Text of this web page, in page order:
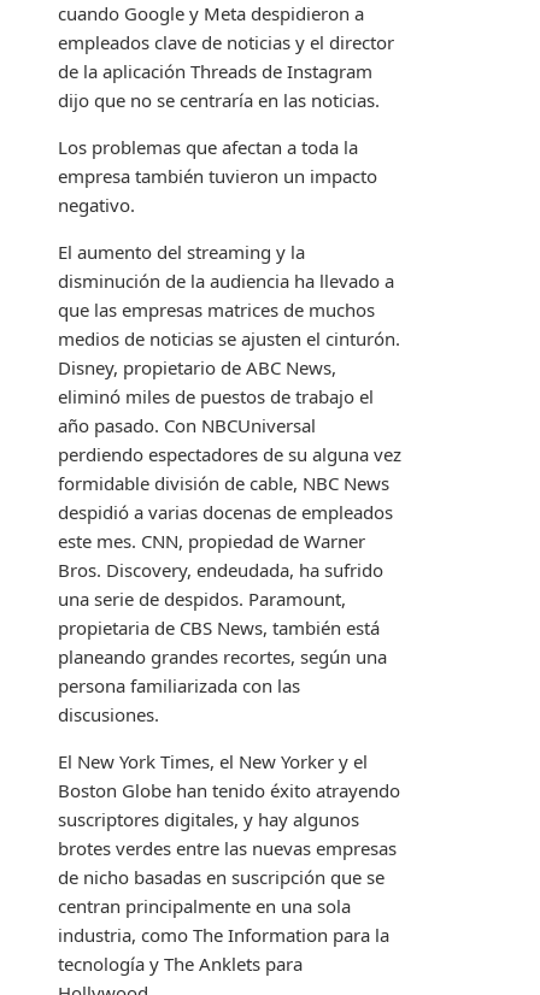
cuando Google y Meta despidieron a
empleados clave de noticias y el director
de la aplicación Threads de Instagram
dijo que no se centraría en las noticias.
Los problemas que afectan a toda la
empresa también tuvieron un impacto
negativo.
El aumento del streaming y la
disminución de la audiencia ha llevado a
que las empresas matrices de muchos
medios de noticias se ajusten el cinturón.
Disney, propietario de ABC News,
eliminó miles de puestos de trabajo el
año pasado. Con NBCUniversal
perdiendo espectadores de su alguna vez
formidable división de cable, NBC News
despidió a varias docenas de empleados
este mes. CNN, propiedad de Warner
Bros. Discovery, endeudada, ha sufrido
una serie de despidos. Paramount,
propietaria de CBS News, también está
planeando grandes recortes, según una
persona familiarizada con las
discusiones.
El New York Times, el New Yorker y el
Boston Globe han tenido éxito atrayendo
suscriptores digitales, y hay algunos
brotes verdes entre las nuevas empresas
de nicho basadas en suscripción que se
centran principalmente en una sola
industria, como The Information para la
tecnología y The Anklets para